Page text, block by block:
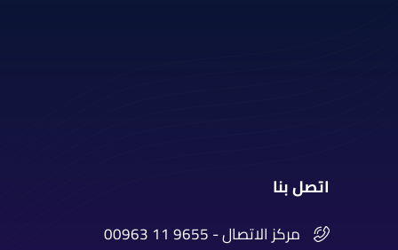
اتصل بنا
00963 11 9655 - مركز الاتصال